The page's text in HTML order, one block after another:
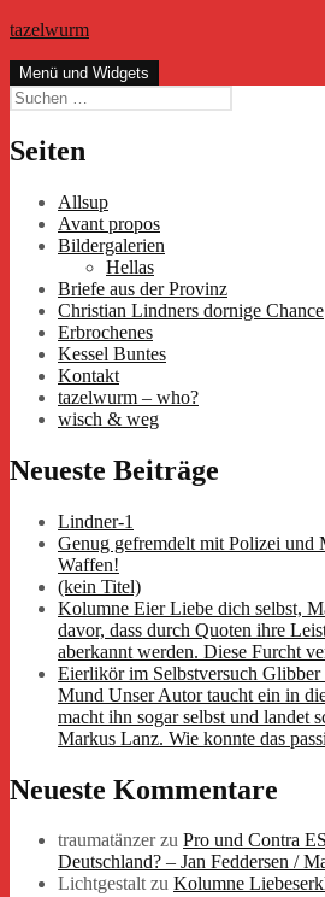
Zum
springen
tazelwurm
Menü und Widgets
Suchen
nach:
Seiten
Allsup
Avant propos
Bildergalerien
Hellas
Briefe aus der Provinz
Christian Lindners dornige Chance
Erbrochenes
Kessel Buntes
Kontakt
tazelwurm – who?
wisch & weg
Neueste Beiträge
Lindner-1
Genug gefremdelt mit Polizei und
Waffen!
(kein Titel)
Kolumne Eier Liebe dich selbst,
davor, dass durch Quoten ihre
aberkannt werden. Diese Furcht
Eierlikör im Selbstversuch
Mund Unser Autor taucht ein in
macht ihn sogar selbst und landet
Markus Lanz. Wie konnte das
Neueste Kommentare
traumatänzerzu Pro und Contra
Deutschland? – Jan Feddersen /
Lichtgestaltzu Kolumne